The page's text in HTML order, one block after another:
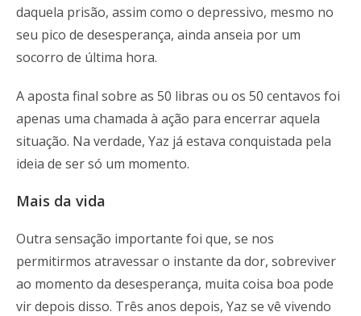
daquela prisão, assim como o depressivo, mesmo no
seu pico de desesperança, ainda anseia por um
socorro de última hora.
A aposta final sobre as 50 libras ou os 50 centavos foi
apenas uma chamada à ação para encerrar aquela
situação. Na verdade, Yaz já estava conquistada pela
ideia de ser só um momento.
Mais da vida
Outra sensação importante foi que, se nos
permitirmos atravessar o instante da dor, sobreviver
ao momento da desesperança, muita coisa boa pode
vir depois disso. Três anos depois, Yaz se vê vivendo